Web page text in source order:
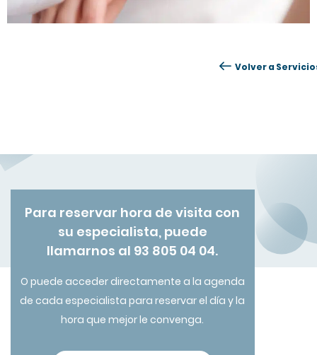
Volver a
Para reservar hora de visita con
su especialista, puede
llamarnos al 93 805 04 04.
O puede acceder directamente a la agenda
de cada especialista para reservar el día y la
hora que mejor le convenga.